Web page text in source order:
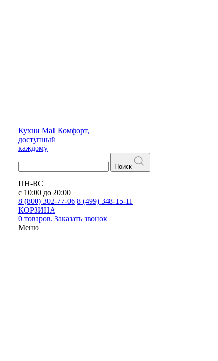
Кухни Mall Комфорт,
доступный
каждому
Поиск
ПН-ВС
с 10:00 до 20:00
8 (800) 302-77-06 8 (499) 348-15-11
КОРЗИНА
0 товаров. Заказать звонок
Меню